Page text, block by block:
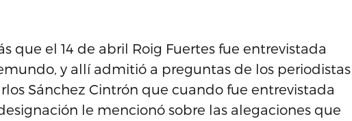
que el 14 de abril Roig Fuertes fue entrevistada
y allí admitió a preguntas de los periodistas
Sánchez Cintrón que cuando fue entrevistada
le mencionó sobre las alegaciones que